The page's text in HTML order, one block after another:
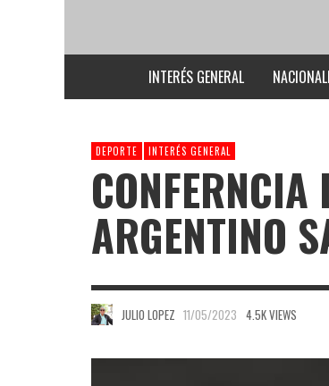
INTERÉS GENERAL
DEPORTE INTERÉS GENERAL
CONFERNCIA
ARGENTINO
JULIO LOPEZ 11/05/2023 4.5K VIEWS